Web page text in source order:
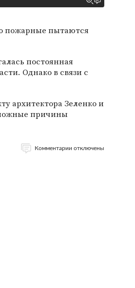
пожарные пытаются
постоянная
Однако в связи с
архитектора Зеленко и
причины
Комментарии отключены